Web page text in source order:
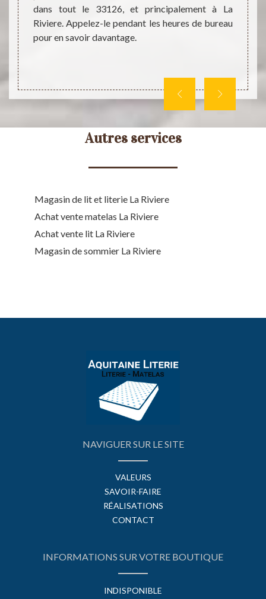
des
le
dans tout le 33126, et principalement à La
Riviere. Appelez-le pendant les heures de bureau
pour en savoir davantage.
la
est
Autres services
Magasin de lit et literie La Riviere
Achat vente matelas La Riviere
Achat vente lit La Riviere
Magasin de sommier La Riviere
NAVIGUER SUR LE SITE
VALEURS
SAVOIR-FAIRE
RÉALISATIONS
CONTACT
INFORMATIONS SUR VOTRE BOUTIQUE
INDISPONIBLE